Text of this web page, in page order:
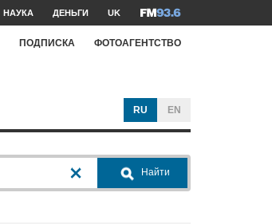
НАУКА ДЕНЬГИ UK
ПОДПИСКА ФОТОАГЕНТСТВО
RU EN
Найти